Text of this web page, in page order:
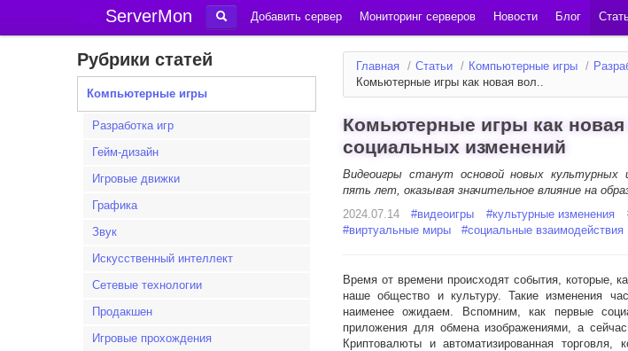
ServerMon Добавить сервер Мониторинг серверов Новости Блог
Рубрики статей
Компьютерные игры
Разработка игр
Гейм-дизайн
Игровые движки
Графика
Звук
Искусственный интеллект
Сетевые технологии
Продакшен
Игровые прохождения
Главная / Статьи / Компьютерные игры /
Комьютерные игры как новая вол..
Комьютерные игры как
социальных изменений
Видеоигры станут основой новых культурных
пять лет, оказывая значительное влияние на
2024.07.14
#видеоигры #культурные изменения
#виртуальные миры #социальные взаимодействия
Время от времени происходят события, которые,
наше общество и культуру. Такие изменения
наименее ожидаем. Вспомним, как первые
приложения для обмена изображениями, а
Криптовалюты и автоматизированная торговля,